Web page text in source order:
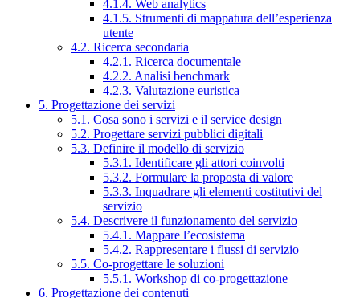
4.1.4. Web analytics
4.1.5. Strumenti di mappatura dell’esperienza
utente
4.2. Ricerca secondaria
4.2.1. Ricerca documentale
4.2.2. Analisi benchmark
4.2.3. Valutazione euristica
5. Progettazione dei servizi
5.1. Cosa sono i servizi e il service design
5.2. Progettare servizi pubblici digitali
5.3. Definire il modello di servizio
5.3.1. Identificare gli attori coinvolti
5.3.2. Formulare la proposta di valore
5.3.3. Inquadrare gli elementi costitutivi del
servizio
5.4. Descrivere il funzionamento del servizio
5.4.1. Mappare l’ecosistema
5.4.2. Rappresentare i flussi di servizio
5.5. Co-progettare le soluzioni
5.5.1. Workshop di co-progettazione
6. Progettazione dei contenuti